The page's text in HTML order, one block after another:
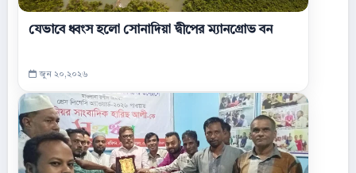
যেভাবে ধ্বংস হলো সোনাদিয়া দ্বীপের ম্যানগ্রোভ বন
জুন ২০,২০২৬